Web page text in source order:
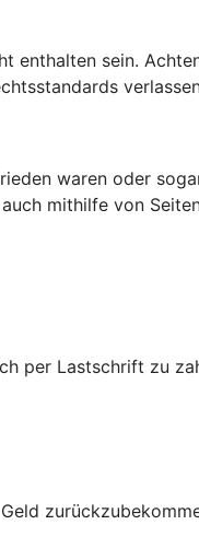
sein.
waren oder
mithilfe von
per Lastschrift zu